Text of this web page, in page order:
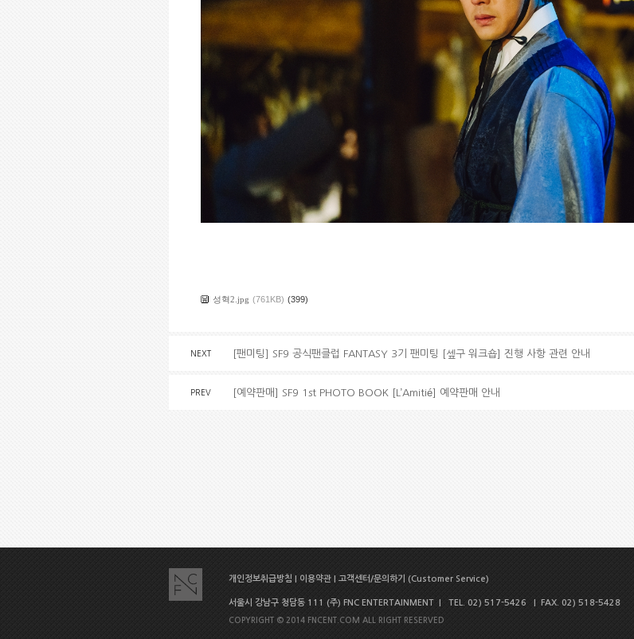
성혁2.jpg (761KB) (399)
NEXT [팬미팅] SF9 공식팬클럽 FANTASY 3기 팬미팅 [셒구 워크숍] 진행 사항 관련 안내
PREV [예약판매] SF9 1st PHOTO BOOK [L’Amitié] 예약판매 안내
개인정보취급방침 이용약관 고객센터/문의하기 (Customer Service)
서울시 강남구 청담동 111 (주) FNC ENTERTAINMENT | TEL. 02) 517-5426 | FAX. 02) 518-5428
COPYRIGHT © 2014 FNCENT.COM ALL RIGHT RESERVED